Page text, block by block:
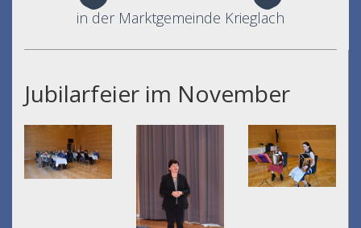
in der Marktgemeinde Krieglach
Jubilarfeier im November